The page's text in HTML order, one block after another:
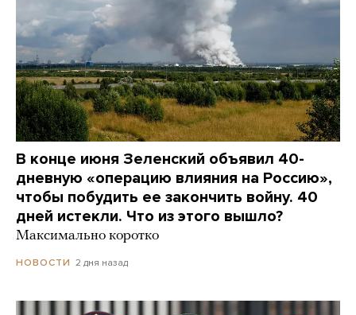
В конце июня Зеленский объявил 40-
дневную «операцию влияния на Россию»,
чтобы побудить ее закончить войну. 40
дней истекли. Что из этого вышло?
Максимально коротко
НОВОСТИ 2 дня назад